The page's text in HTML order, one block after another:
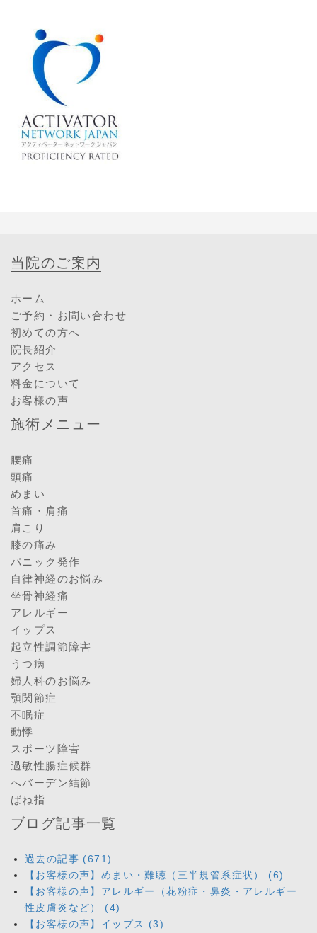
当院のご案内
ホーム
ご予約・お問い合わせ
初めての方へ
院長紹介
アクセス
料金について
お客様の声
施術メニュー
腰痛
頭痛
めまい
首痛・肩痛
肩こり
膝の痛み
パニック発作
自律神経のお悩み
坐骨神経痛
アレルギー
イップス
起立性調節障害
うつ病
婦人科のお悩み
顎関節症
不眠症
動悸
スポーツ障害
過敏性腸症候群
へバーデン結節
ばね指
ブログ記事一覧
過去の記事 (671)
【お客様の声】めまい・難聴（三半規管系症状） (6)
【お客様の声】アレルギー（花粉症・鼻炎・アレルギー
性皮膚炎など） (4)
【お客様の声】イップス (3)